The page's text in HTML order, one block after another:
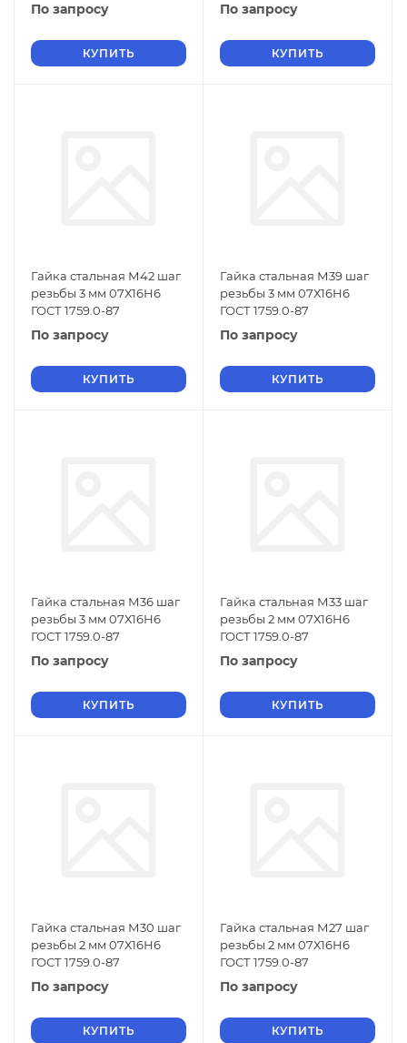
По запросу
КУПИТЬ
По запросу
КУПИТЬ
Гайка стальная М42 шаг
резьбы 3 мм 07Х16Н6
ГОСТ 1759.0-87
По запросу
КУПИТЬ
Гайка стальная М39 шаг
резьбы 3 мм 07Х16Н6
ГОСТ 1759.0-87
По запросу
КУПИТЬ
Гайка стальная М36 шаг
резьбы 3 мм 07Х16Н6
ГОСТ 1759.0-87
По запросу
КУПИТЬ
Гайка стальная М33 шаг
резьбы 2 мм 07Х16Н6
ГОСТ 1759.0-87
По запросу
КУПИТЬ
Гайка стальная М30 шаг
резьбы 2 мм 07Х16Н6
ГОСТ 1759.0-87
По запросу
КУПИТЬ
Гайка стальная М27 шаг
резьбы 2 мм 07Х16Н6
ГОСТ 1759.0-87
По запросу
КУПИТЬ